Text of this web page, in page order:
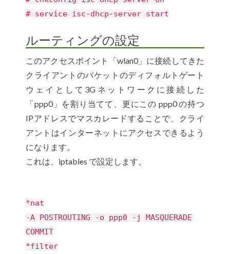
# service isc-dhcp-server start
ルーティングの設定
このアクセスポイント「wlan0」に接続してきた
クライアントのパケットのディフォルトゲート
ウェイとして3Gネットワークに接続した
「ppp0」を割り当てて、更にこの ppp0 の持つ
IPアドレスでマスカレードすることで、クライ
アントはインターネットにアクセスできるよう
になります。
これは、iptables で設定します。
*nat
-A POSTROUTING -o ppp0 -j MASQUERADE
COMMIT
*filter